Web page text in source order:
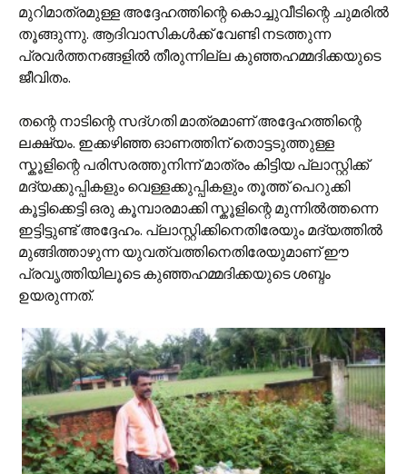
മുറിമാത്രമുള്ള അദ്ദേഹത്തിന്റെ കൊച്ചുവീടിന്റെ ചുമരില്‍
തൂങ്ങുന്നു. ആദിവാസികള്‍ക്ക് വേണ്ടി നടത്തുന്ന
പ്രവര്‍ത്തനങ്ങളില്‍ തീരുന്നില്ല കുഞ്ഞഹമ്മദിക്കയുടെ
ജീവിതം.
തന്റെ നാടിന്റെ സദ്‌ഗതി മാത്രമാണ് അദ്ദേഹത്തിന്റെ
ലക്ഷ്യം. ഇക്കഴിഞ്ഞ ഓണത്തിന് തൊട്ടടുത്തുള്ള
സ്കൂളിന്റെ പരിസരത്തുനിന്ന് മാത്രം കിട്ടിയ പ്ലാസ്റ്റിക്ക്
മദ്യക്കുപ്പികളും വെള്ളക്കുപ്പികളും തൂത്ത് പെറുക്കി
കൂട്ടിക്കെട്ടി ഒരു കൂമ്പാരമാക്കി സ്കൂളിന്റെ മുന്നില്‍ത്തന്നെ
ഇട്ടിട്ടുണ്ട് അദ്ദേഹം. പ്ലാസ്റ്റിക്കിനെതിരേയും മദ്യത്തില്‍
മുങ്ങിത്താഴുന്ന യുവത്വത്തിനെതിരേയുമാണ് ഈ
പ്രവൃത്തിയിലൂടെ കുഞ്ഞഹമ്മദിക്കയുടെ ശബ്ദം
ഉയരുന്നത്.